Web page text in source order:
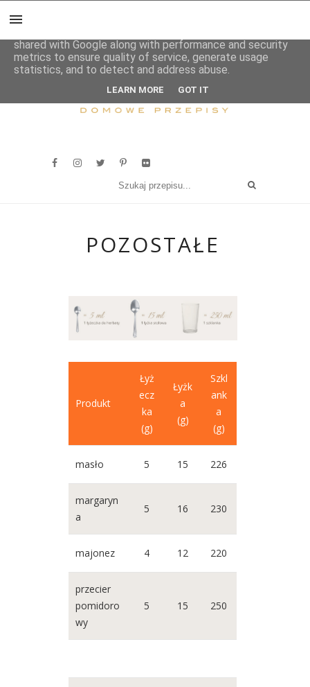
POZOSTAŁE
Produkt
Łyż
ecz
ka
(g)
Łyżk
a
(g)
Szkl
ank
a
(g)
masło 5 15 226
margaryn
a
5 16 230
majonez 4 12 220
przecier
pomidoro
wy
5 15 250
This site uses cookies from Google to deliver its services
shared with Google along with performance and security
metrics to ensure quality of service, generate usage
statistics, and to detect and address abuse.
LEARN MORE GOT IT